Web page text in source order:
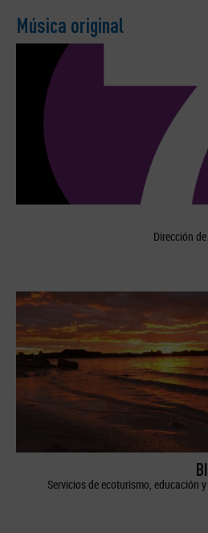
Música original
Dirección
Servicios de ecoturismo, educación